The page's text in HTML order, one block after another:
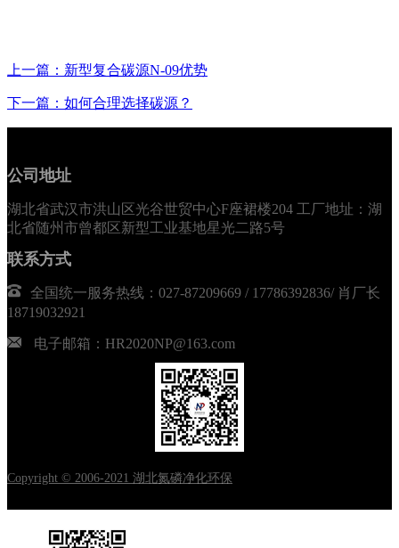
上一篇：新型复合碳源N-09优势
下一篇：如何合理选择碳源？
公司地址
湖北省武汉市洪山区光谷世贸中心F座裙楼204 工厂地址：湖
北省随州市曾都区新型工业基地星光二路5号
联系方式
全国统一服务热线：027-87209669 / 17786392836/ 肖厂长
18719032921
电子邮箱：HR2020NP@163.com
Copyright © 2006-2021 湖北氮磷净化环保